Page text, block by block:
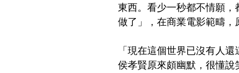
東西。看少一秒都不情願
做了」，在商業電影範疇，
「現在這個世界已沒有人
侯孝賢原來頗幽默，很懂說